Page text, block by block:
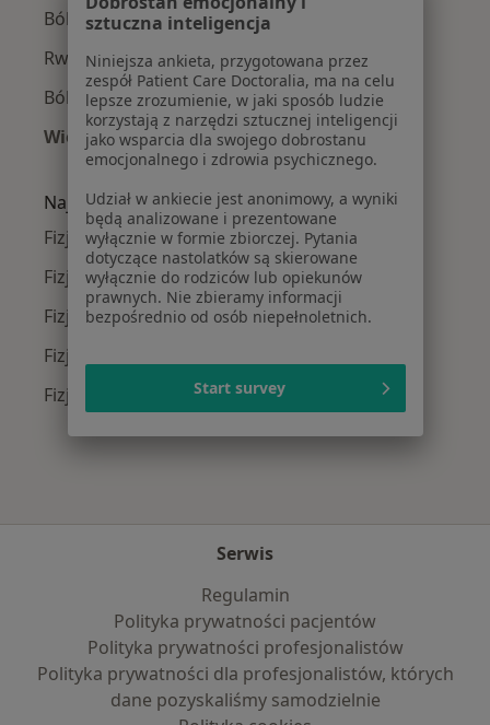
Ból biodra w Łodzi
Rwa kulszowa w Łodzi
Ból kolana w Łodzi
Więcej (15)
Więcej w kategorii: Najczęście leczone
Najpopularniejsze ubezpieczenia
Fizjoterapeuci z Allianz w Łodzi
Fizjoterapeuci z PZU Zdrowie w Łodzi
Fizjoterapeuci z TU Zdrowie w Łodzi
Fizjoterapeuci z Compensa w Łodzi
Fizjoterapeuci z INTER Polska w Łodzi
Serwis
Regulamin
Polityka prywatności pacjentów
Polityka prywatności profesjonalistów
Polityka prywatności dla profesjonalistów, których
dane pozyskaliśmy samodzielnie
sztuczna inteligencja
Niniejsza ankieta, przygotowana przez
zespół Patient Care Doctoralia, ma na celu
lepsze zrozumienie, w jaki sposób ludzie
korzystają z narzędzi sztucznej inteligencji
jako wsparcia dla swojego dobrostanu
emocjonalnego i zdrowia psychicznego.
Udział w ankiecie jest anonimowy, a wyniki
będą analizowane i prezentowane
wyłącznie w formie zbiorczej. Pytania
dotyczące nastolatków są skierowane
wyłącznie do rodziców lub opiekunów
prawnych. Nie zbieramy informacji
bezpośrednio od osób niepełnoletnich.
Start survey